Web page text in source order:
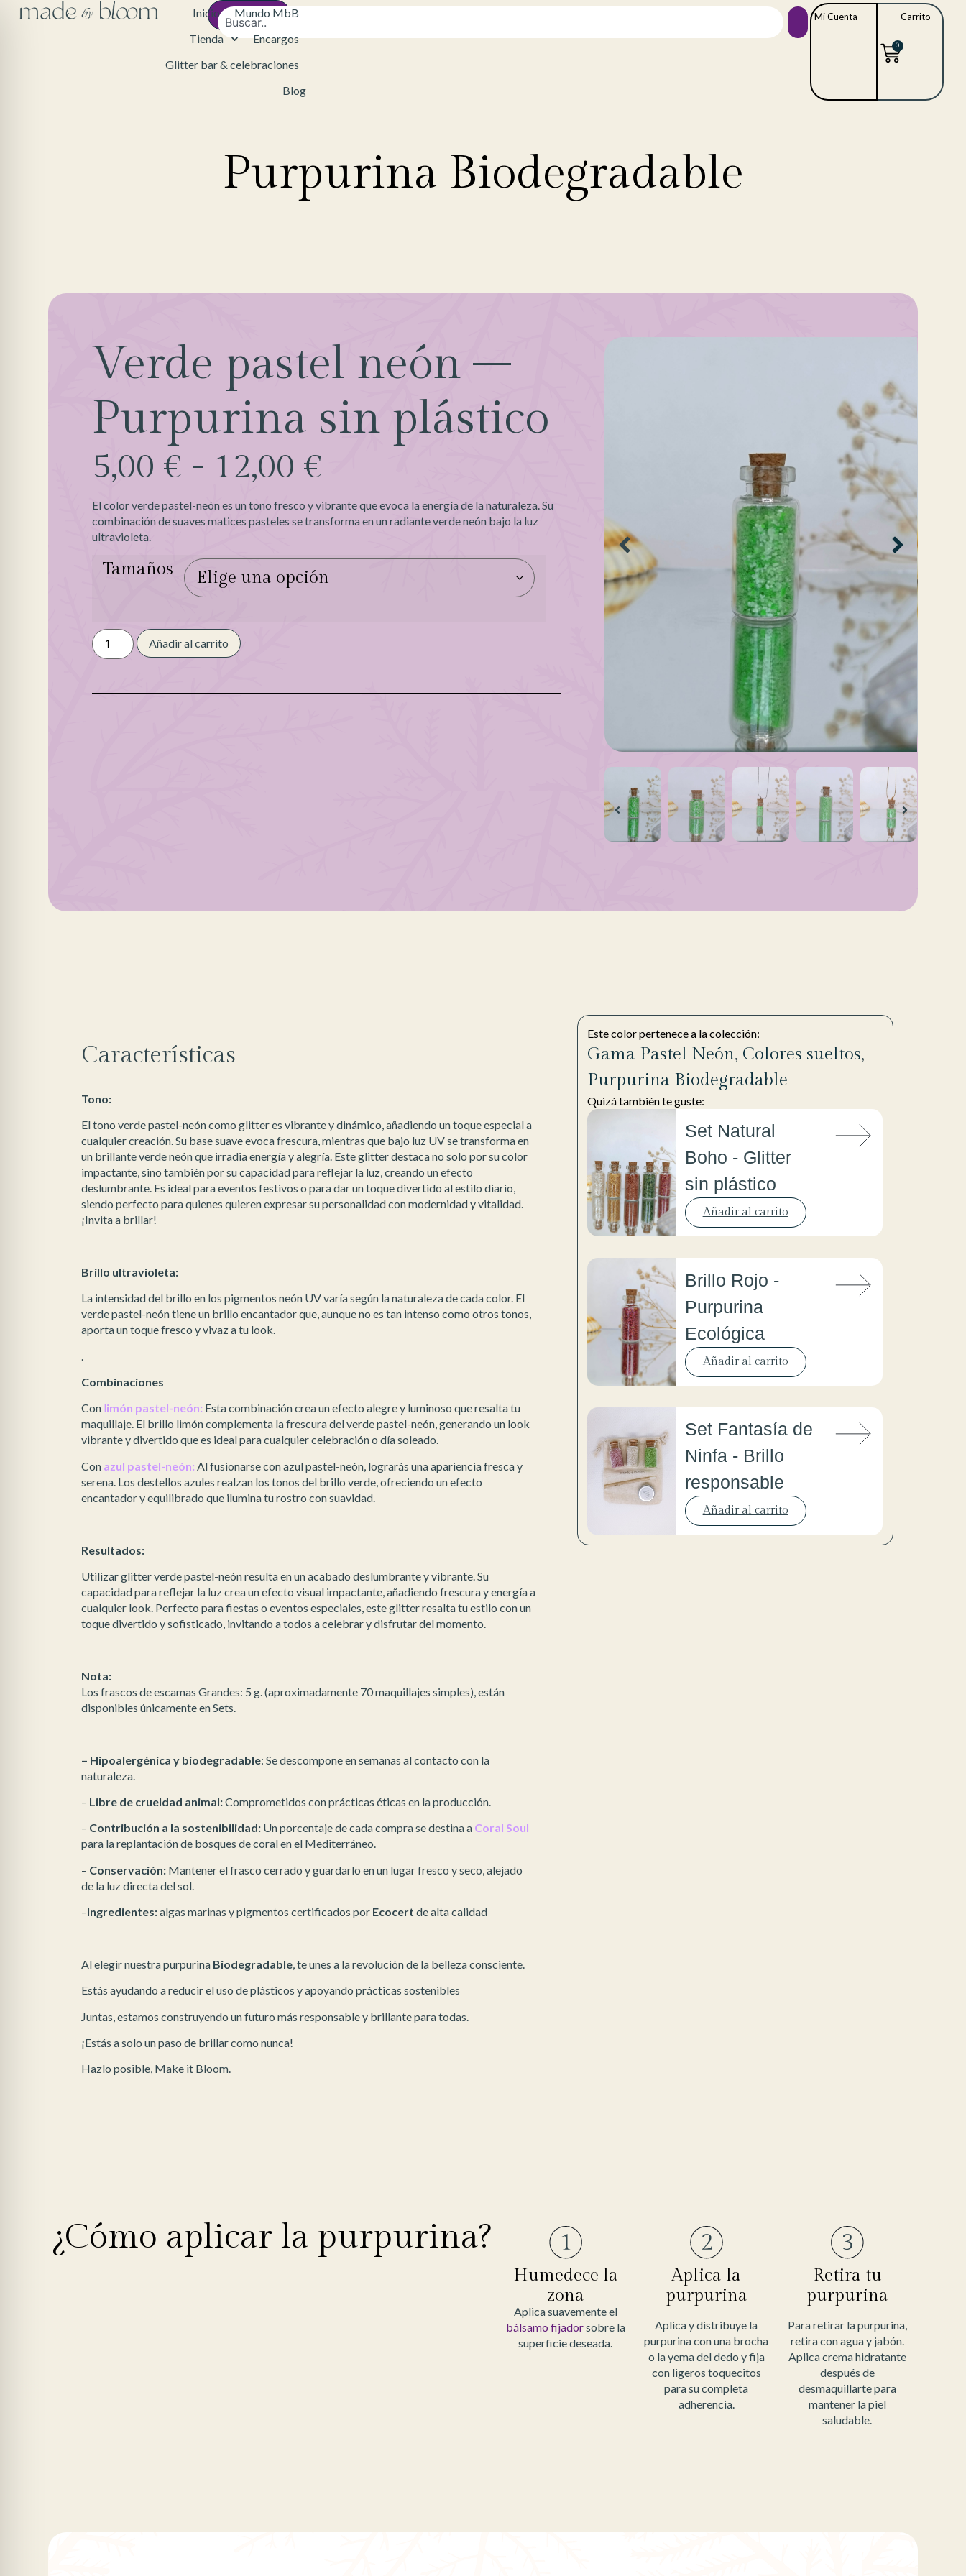
Inicio
Mundo MbB
Tienda
Encargos
Glitter bar & celebraciones
Blog
Contacto Mi Cuenta
0
Carrito
Purpurina Biodegradable
Verde pastel neón –
Purpurina sin plástico
5,00 € - 12,00 €
El color verde pastel-neón es un tono fresco y vibrante que evoca la energía de la naturaleza. Su
combinación de suaves matices pasteles se transforma en un radiante verde neón bajo la luz
ultravioleta.
Tamaños
Añadir al carrito
Características
Tono:
El tono verde pastel-neón como glitter es vibrante y dinámico, añadiendo un toque especial a
cualquier creación. Su base suave evoca frescura, mientras que bajo luz UV se transforma en
un brillante verde neón que irradia energía y alegría. Este glitter destaca no solo por su color
impactante, sino también por su capacidad para reflejar la luz, creando un efecto
deslumbrante. Es ideal para eventos festivos o para dar un toque divertido al estilo diario,
siendo perfecto para quienes quieren expresar su personalidad con modernidad y vitalidad.
¡Invita a brillar!
Brillo ultravioleta:
La intensidad del brillo en los pigmentos neón UV varía según la naturaleza de cada color. El
verde pastel-neón tiene un brillo encantador que, aunque no es tan intenso como otros tonos,
aporta un toque fresco y vivaz a tu look.
Combinaciones
Con limón pastel-neón: Esta combinación crea un efecto alegre y luminoso que resalta tu
maquillaje. El brillo limón complementa la frescura del verde pastel-neón, generando un look
vibrante y divertido que es ideal para cualquier celebración o día soleado.
Con azul pastel-neón: Al fusionarse con azul pastel-neón, lograrás una apariencia fresca y
serena. Los destellos azules realzan los tonos del brillo verde, ofreciendo un efecto
encantador y equilibrado que ilumina tu rostro con suavidad.
Resultados:
Utilizar glitter verde pastel-neón resulta en un acabado deslumbrante y vibrante. Su
capacidad para reflejar la luz crea un efecto visual impactante, añadiendo frescura y energía a
cualquier look. Perfecto para fiestas o eventos especiales, este glitter resalta tu estilo con un
toque divertido y sofisticado, invitando a todos a celebrar y disfrutar del momento.
Nota:
Los frascos de escamas Grandes: 5 g. (aproximadamente 70 maquillajes simples), están
disponibles únicamente en Sets.
– Hipoalergénica y biodegradable: Se descompone en semanas al contacto con la
naturaleza.
– Libre de crueldad animal:Comprometidos con prácticas éticas en la producción.
– Contribución a la sostenibilidad: Un porcentaje de cada compra se destina a Coral Soul
para la replantación de bosques de coral en el Mediterráneo.
– Conservación: Mantener el frasco cerrado y guardarlo en un lugar fresco y seco, alejado
de la luz directa del sol.
–Ingredientes:algas marinas y pigmentos certificados por Ecocert de alta calidad
Al elegir nuestra purpurina Biodegradable, te unes a la revolución de la belleza consciente.
Estás ayudando a reducir el uso de plásticos y apoyando prácticas sostenibles
Juntas, estamos construyendo un futuro más responsable y brillante para todas.
¡Estás a solo un paso de brillar como nunca!
Hazlo posible, Make it Bloom.
Este color pertenece a la colección:
Gama Pastel Neón, Colores sueltos,
Purpurina Biodegradable
Quizá también te guste:
Set Natural
Boho - Glitter
sin plástico
Añadir al carrito
Brillo Rojo -
Purpurina
Ecológica
Añadir al carrito
Set Fantasía de
Ninfa - Brillo
responsable
Añadir al carrito
¿Cómo aplicar la purpurina?
Humedece la
zona
Aplica suavemente el
bálsamo fijadorsobre la
superficie deseada.
Aplica la
purpurina
Aplica y distribuye la
purpurina con una brocha
o la yema del dedo y fija
con ligeros toquecitos
para su completa
adherencia.
Retira tu
purpurina
Para retirar la purpurina,
retira con agua y jabón.
Aplica crema hidratante
después de
desmaquillarte para
mantener la piel
saludable.